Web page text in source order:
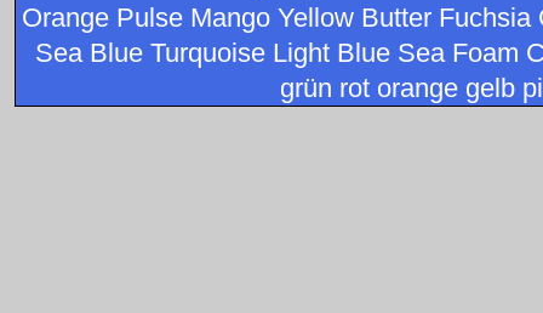
Orange Pulse Mango Yellow Butter
Sea Blue Turquoise Light Blue Sea Foam
grün rot orange gelb